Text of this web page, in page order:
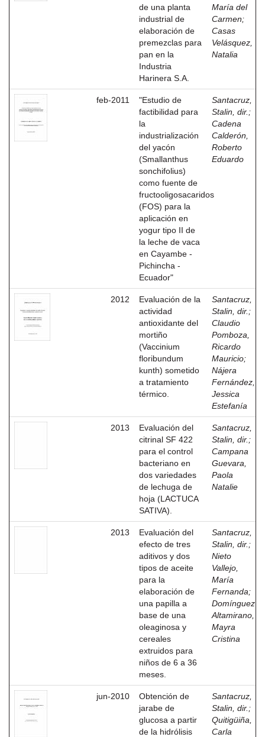
de una planta
industrial de
elaboración de
premezclas para
pan en la
Industria
Harinera S.A.
María del
Carmen;
Casas
Velásquez,
Natalia
feb-2011
"Estudio de
factibilidad para
la
industrialización
del yacón
(Smallanthus
sonchifolius)
como fuente de
fructooligosacaridos
(FOS) para la
aplicación en
yogur tipo II de
la leche de vaca
en Cayambe -
Pichincha -
Ecuador"
Santacruz,
Stalin, dir. ;
Cadena
Calderón,
Roberto
Eduardo
2012
Evaluación de la
actividad
antioxidante del
mortiño
(Vaccinium
floribundum
kunth) sometido
a tratamiento
térmico.
Santacruz,
Stalin, dir. ;
Claudio
Pomboza,
Ricardo
Mauricio;
Nájera
Fernández,
Jessica
Estefanía
2013
Evaluación del
citrinal SF 422
para el control
bacteriano en
dos variedades
de lechuga de
hoja (LACTUCA
SATIVA).
Santacruz,
Stalin, dir. ;
Campana
Guevara,
Paola
Natalie
2013
Evaluación del
efecto de tres
aditivos y dos
tipos de aceite
para la
elaboración de
una papilla a
base de una
oleaginosa y
cereales
extruidos para
niños de 6 a 36
meses.
Santacruz,
Stalin, dir. ;
Nieto
Vallejo,
María
Fernanda;
Domínguez
Altamirano,
Mayra
Cristina
jun-2010
Obtención de
jarabe de
glucosa a partir
de la hidrólisis
Santacruz,
Stalin, dir. ;
Quitigüiña,
Carla